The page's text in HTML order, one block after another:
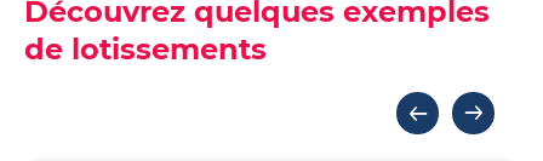
Découvrez quelques exemples
de lotissements